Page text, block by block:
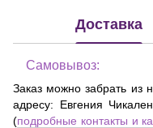
Доставка
Самовывоз:
Заказ можно забрать из
адресу: Евгения
(подробные контакты и